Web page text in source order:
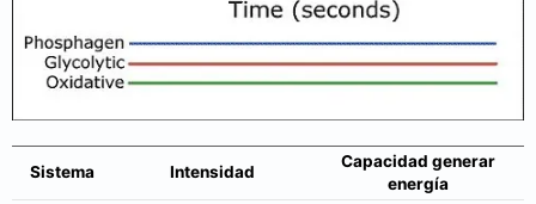
Sistema Intensidad
Capacidad generar
energía